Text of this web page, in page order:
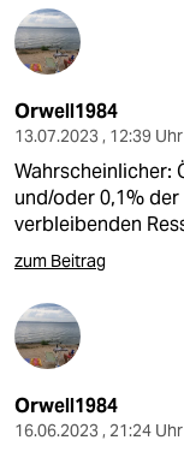
Orwell1984
13.07.2023 , 12:39 Uhr
Wahrscheinlicher:
und/oder 0,1%
verbleibenden
zum Beitrag
Orwell1984
16.06.2023 , 21:24 Uhr